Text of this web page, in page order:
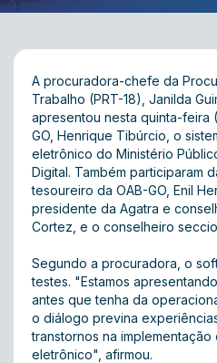
A procuradora-chefe da
Trabalho (PRT-18), Janilda
apresentou nesta quinta-feira
GO, Henrique Tibúrcio, o
eletrônico do Ministério
Digital. Também participaram
tesoureiro da OAB-GO, Enil
presidente da Agatra e
Cortez, e o conselheiro
Segundo a procuradora, o
testes. "Estamos
antes que tenha da
o diálogo previna
transtornos na
eletrônico", afirmou.